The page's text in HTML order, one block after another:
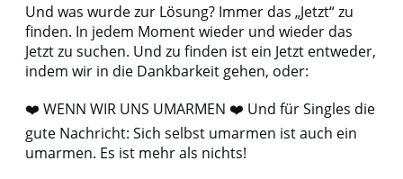
Und was wurde zur Lösung? Immer das „Jetzt“ zu
finden. In jedem Moment wieder und wieder das
Jetzt zu suchen. Und zu finden ist ein Jetzt entweder,
indem wir in die Dankbarkeit gehen, oder:
❤️ WENN WIR UNS UMARMEN ❤️ Und für Singles die
gute Nachricht: Sich selbst umarmen ist auch ein
umarmen. Es ist mehr als nichts!